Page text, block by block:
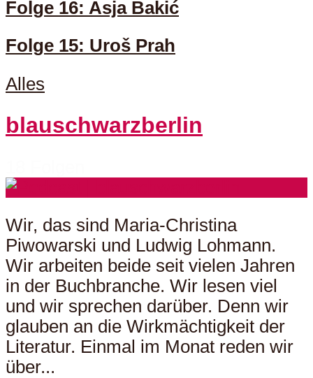
Folge 16: Asja Bakić
Folge 15: Uroš Prah
Alles
blauschwarzberlin
Wir, das sind Maria-Christina
Piwowarski und Ludwig Lohmann.
Wir arbeiten beide seit vielen Jahren
in der Buchbranche. Wir lesen viel
und wir sprechen darüber. Denn wir
glauben an die Wirkmächtigkeit der
Literatur. Einmal im Monat reden wir
über...